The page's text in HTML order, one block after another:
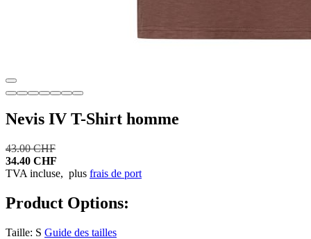
Nevis IV T-Shirt homme
43.00 CHF
34.40 CHF
TVA incluse, plus frais de port
Product Options:
Taille: S Guide des tailles